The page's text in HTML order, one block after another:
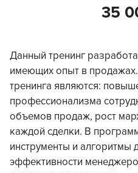
35
Данный тренинг
имеющих опыт в
тренинга являются:
профессионализма
объемов продаж, рост
каждой сделки. В
инструменты и алгоритмы
эффективности